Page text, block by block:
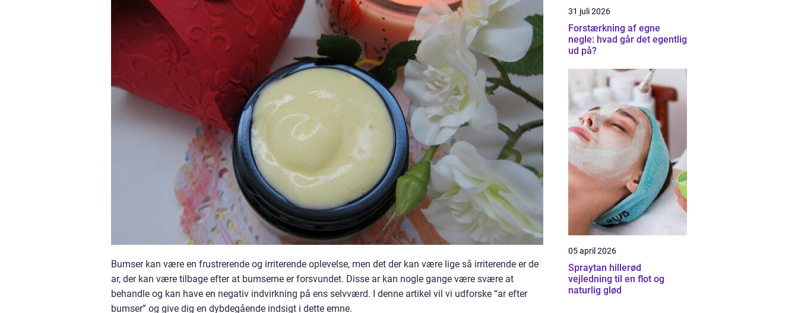
Bumser kan være en frustrerende og irriterende oplevelse, men det der kan være lige så irriterende er de
ar, der kan være tilbage efter at bumserne er forsvundet. Disse ar kan nogle gange være svære at
behandle og kan have en negativ indvirkning på ens selvværd. I denne artikel vil vi udforske “ar efter
bumser” og give dig en dybdegående indsigt i dette emne.
31 juli 2026
Forstærkning af egne
negle: hvad går det egentlig
ud på?
05 april 2026
Spraytan hillerød
vejledning til en flot og
naturlig glød